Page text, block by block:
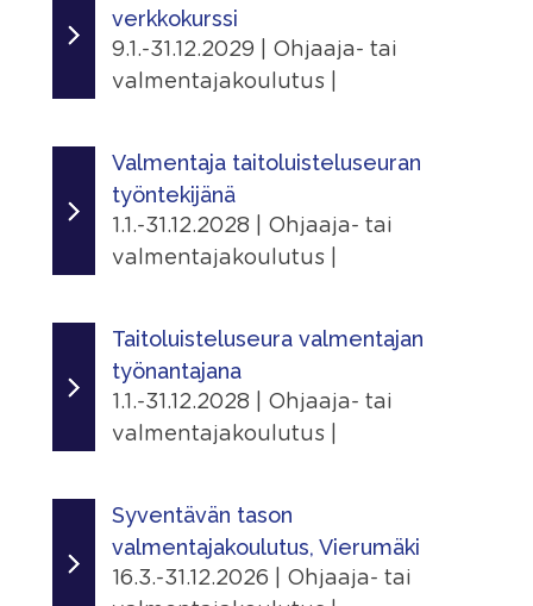
verkkokurssi
9.1.-31.12.2029 | Ohjaaja- tai
valmentajakoulutus |
9.1.2025 - 31.12.2029
Järjestäjä
Skating Finland
Tapahtumasivu
Lisätiedot
Näytä lisätiedot
Jaa
Valmentaja taitoluisteluseuran
työntekijänä
1.1.-31.12.2028 | Ohjaaja- tai
valmentajakoulutus |
1.1.2026 - 31.12.2028
Järjestäjä
Skating Finland
Tapahtumasivu
Lisätiedot
Näytä lisätiedot
Taitoluisteluseura valmentajan
työnantajana
1.1.-31.12.2028 | Ohjaaja- tai
valmentajakoulutus |
1.1.2026 - 31.12.2028
Järjestäjä
Skating Finland
Syventävän tason
valmentajakoulutus, Vierumäki
16.3.-31.12.2026 | Ohjaaja- tai